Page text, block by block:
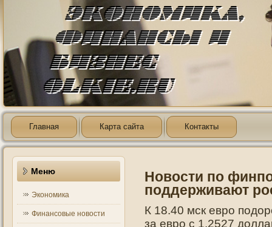
Главная Карта сайта Контакты
Меню
Экономика
Финансовые новости
Новости по
поддерживают
К 18.40 мск евро
за евро с 1,2527